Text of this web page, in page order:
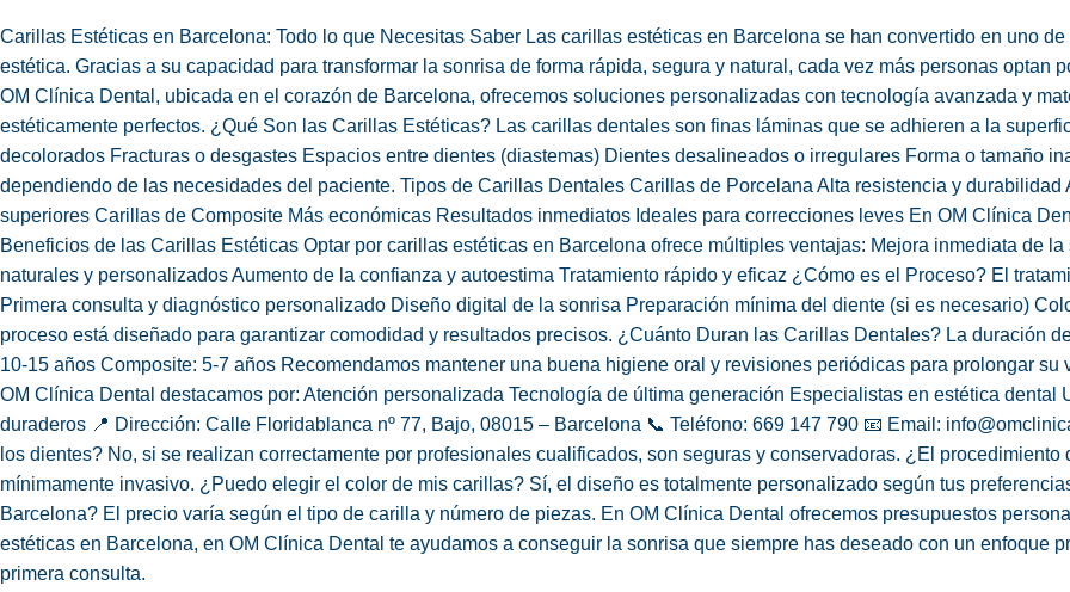
Carillas Estéticas en Barcelona: Todo lo que Necesitas Saber Las carillas estéticas en Barcelona se han convertido en uno
estética. Gracias a su capacidad para transformar la sonrisa de forma rápida, segura y natural, cada vez más personas optan
OM Clínica Dental, ubicada en el corazón de Barcelona, ofrecemos soluciones personalizadas con tecnología avanzada y
estéticamente perfectos. ¿Qué Son las Carillas Estéticas? Las carillas dentales son finas láminas que se adhieren a la
decolorados Fracturas o desgastes Espacios entre dientes (diastemas) Dientes desalineados o irregulares Forma o tamaño
dependiendo de las necesidades del paciente. Tipos de Carillas Dentales Carillas de Porcelana Alta resistencia y
superiores Carillas de Composite Más económicas Resultados inmediatos Ideales para correcciones leves En OM Clínica
Beneficios de las Carillas Estéticas Optar por carillas estéticas en Barcelona ofrece múltiples ventajas: Mejora inmediata de
naturales y personalizados Aumento de la confianza y autoestima Tratamiento rápido y eficaz ¿Cómo es el Proceso? El
Primera consulta y diagnóstico personalizado Diseño digital de la sonrisa Preparación mínima del diente (si es necesario)
proceso está diseñado para garantizar comodidad y resultados precisos. ¿Cuánto Duran las Carillas Dentales? La duración
10-15 años Composite: 5-7 años Recomendamos mantener una buena higiene oral y revisiones periódicas para prolongar
OM Clínica Dental destacamos por: Atención personalizada Tecnología de última generación Especialistas en estética
duraderos 📍 Dirección: Calle Floridablanca nº 77, Bajo, 08015 – Barcelona 📞 Teléfono: 669 147 790 📧 Email:
los dientes? No, si se realizan correctamente por profesionales cualificados, son seguras y conservadoras. ¿El
mínimamente invasivo. ¿Puedo elegir el color de mis carillas? Sí, el diseño es totalmente personalizado según tus
Barcelona? El precio varía según el tipo de carilla y número de piezas. En OM Clínica Dental ofrecemos presupuestos
estéticas en Barcelona, en OM Clínica Dental te ayudamos a conseguir la sonrisa que siempre has deseado con un enfoque
primera consulta.